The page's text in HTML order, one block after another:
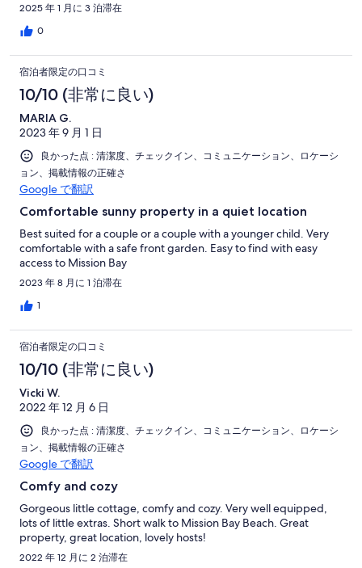
2025 年 1 月に 3 泊滞在
0
宿泊者限定の口コミ
10/10 (非常に良い)
MARIA G.
2023 年 9 月 1 日
良かった点 : 清潔度、チェックイン、コミュニケーション、ロケーシ
ョン、掲載情報の正確さ
Google で翻訳
Comfortable sunny property in a quiet location
Best suited for a couple or a couple with a younger child. Very
comfortable with a safe front garden. Easy to find with easy
access to Mission Bay
2023 年 8 月に 1 泊滞在
1
宿泊者限定の口コミ
10/10 (非常に良い)
Vicki W.
2022 年 12 月 6 日
良かった点 : 清潔度、チェックイン、コミュニケーション、ロケーシ
ョン、掲載情報の正確さ
Google で翻訳
Comfy and cozy
Gorgeous little cottage, comfy and cozy. Very well equipped,
lots of little extras. Short walk to Mission Bay Beach. Great
property, great location, lovely hosts!
2022 年 12 月に 2 泊滞在